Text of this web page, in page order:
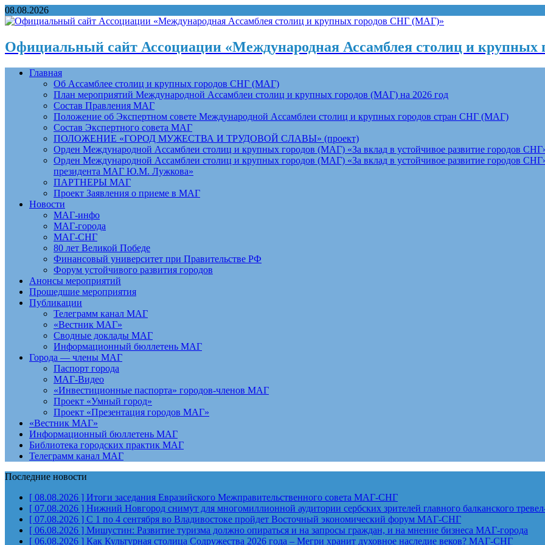
08.08.2026
Официальный сайт Ассоциации «Международная Ассамблея столиц и
Главная
Об Ассамблее столиц и крупных городов СНГ (МАГ)
План мероприятий Международной Ассамблеи столиц и крупных городов (МАГ) на 2026 год
Состав Правления МАГ
Положение об Экспертном совете Международной Ассамблеи столиц и крупных городов стран СНГ (МАГ)
Состав Экспертного совета МАГ
ПОЛОЖЕНИЕ «ГОРОД МУЖЕСТВА И ТРУДОВОЙ СЛАВЫ» (проект)
Орден Международной Ассамблеи столиц и крупных городов (МАГ) «За вклад в устойчивое развитие городов
Орден Международной Ассамблеи столиц и крупных городов (МАГ) «За вклад в устойчивое развитие городов
президента МАГ Ю.М. Лужкова»
ПАРТНЕРЫ МАГ
Проект Заявления о приеме в МАГ
Новости
МАГ-инфо
МАГ-города
МАГ-СНГ
80 лет Великой Победе
Финансовый университет при Правительстве РФ
Форум устойчивого развития городов
Анонсы мероприятий
Прошедшие мероприятия
Публикации
Телеграмм канал МАГ
«Вестник МАГ»
Сводные доклады МАГ
Информационный бюллетень МАГ
Города — члены МАГ
Паспорт города
МАГ-Видео
«Инвестиционные паспорта» городов-членов МАГ
Проект «Умный город»
Проект «Презентация городов МАГ»
«Вестник МАГ»
Информационный бюллетень МАГ
Библиотека городских практик МАГ
Телеграмм канал МАГ
Последние новости
[ 08.08.2026 ] Итоги заседания Евразийского Межправительственного совета МАГ-СНГ
[ 07.08.2026 ] Нижний Новгород снимут для многомиллионной аудитории сербских зрителей главного балканского
[ 07.08.2026 ] С 1 по 4 сентября во Владивостоке пройдет Восточный экономический форум МАГ-СНГ
[ 06.08.2026 ] Мишустин: Развитие туризма должно опираться и на запросы граждан, и на мнение бизнеса МАГ-города
[ 06.08.2026 ] Как Культурная столица Содружества 2026 года – Мегри хранит духовное наследие веков? МАГ-СНГ